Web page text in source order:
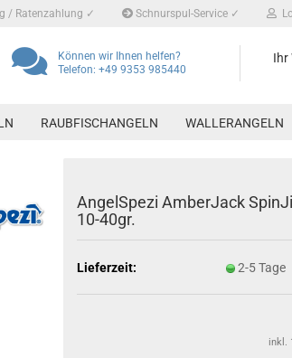
/ Ratenzahlung ✓ Schnurspul-Service ✓
Können wir Ihnen helfen?
Telefon: +49 9353 985440
Ihr
RAUBFISCHANGELN WALLERANGELN
AngelSpezi AmberJack
10-40gr.
Lieferzeit: 2-5 Tage
inkl.